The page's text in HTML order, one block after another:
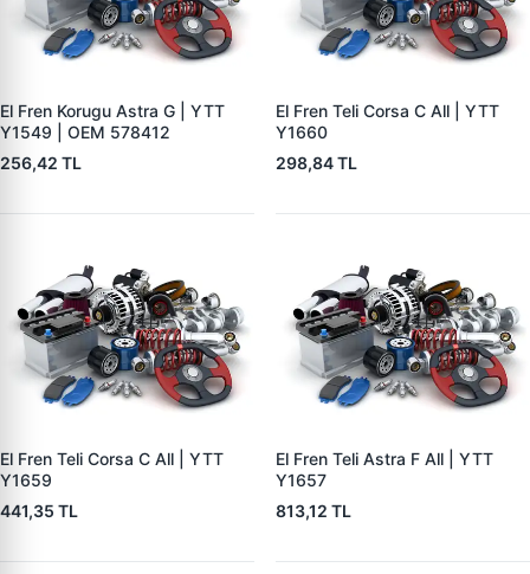
El Fren Korugu Astra G | YTT
Y1549 | OEM 578412
256,42 TL
El Fren Teli Corsa C All | YTT
Y1660
298,84 TL
El Fren Teli Corsa C All | YTT
Y1659
441,35 TL
El Fren Teli Astra F All | YTT
Y1657
813,12 TL